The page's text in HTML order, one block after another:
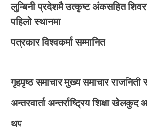
लुम्बिनी प्रदेशमै उत्कृष्ट अंकसहित
पहिलो स्थानमा
पत्रकार विश्वकर्मा सम्मानित
गृहपृष्ठ समाचार मुख्य समाचार राजनिती
अन्तरवार्ता अन्तर्राष्ट्रिय शिक्षा खेलकुद
थप